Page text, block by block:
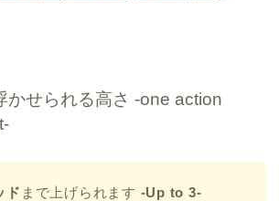
かせられる高さ -one action
ド まで上げられます -Up to 3-